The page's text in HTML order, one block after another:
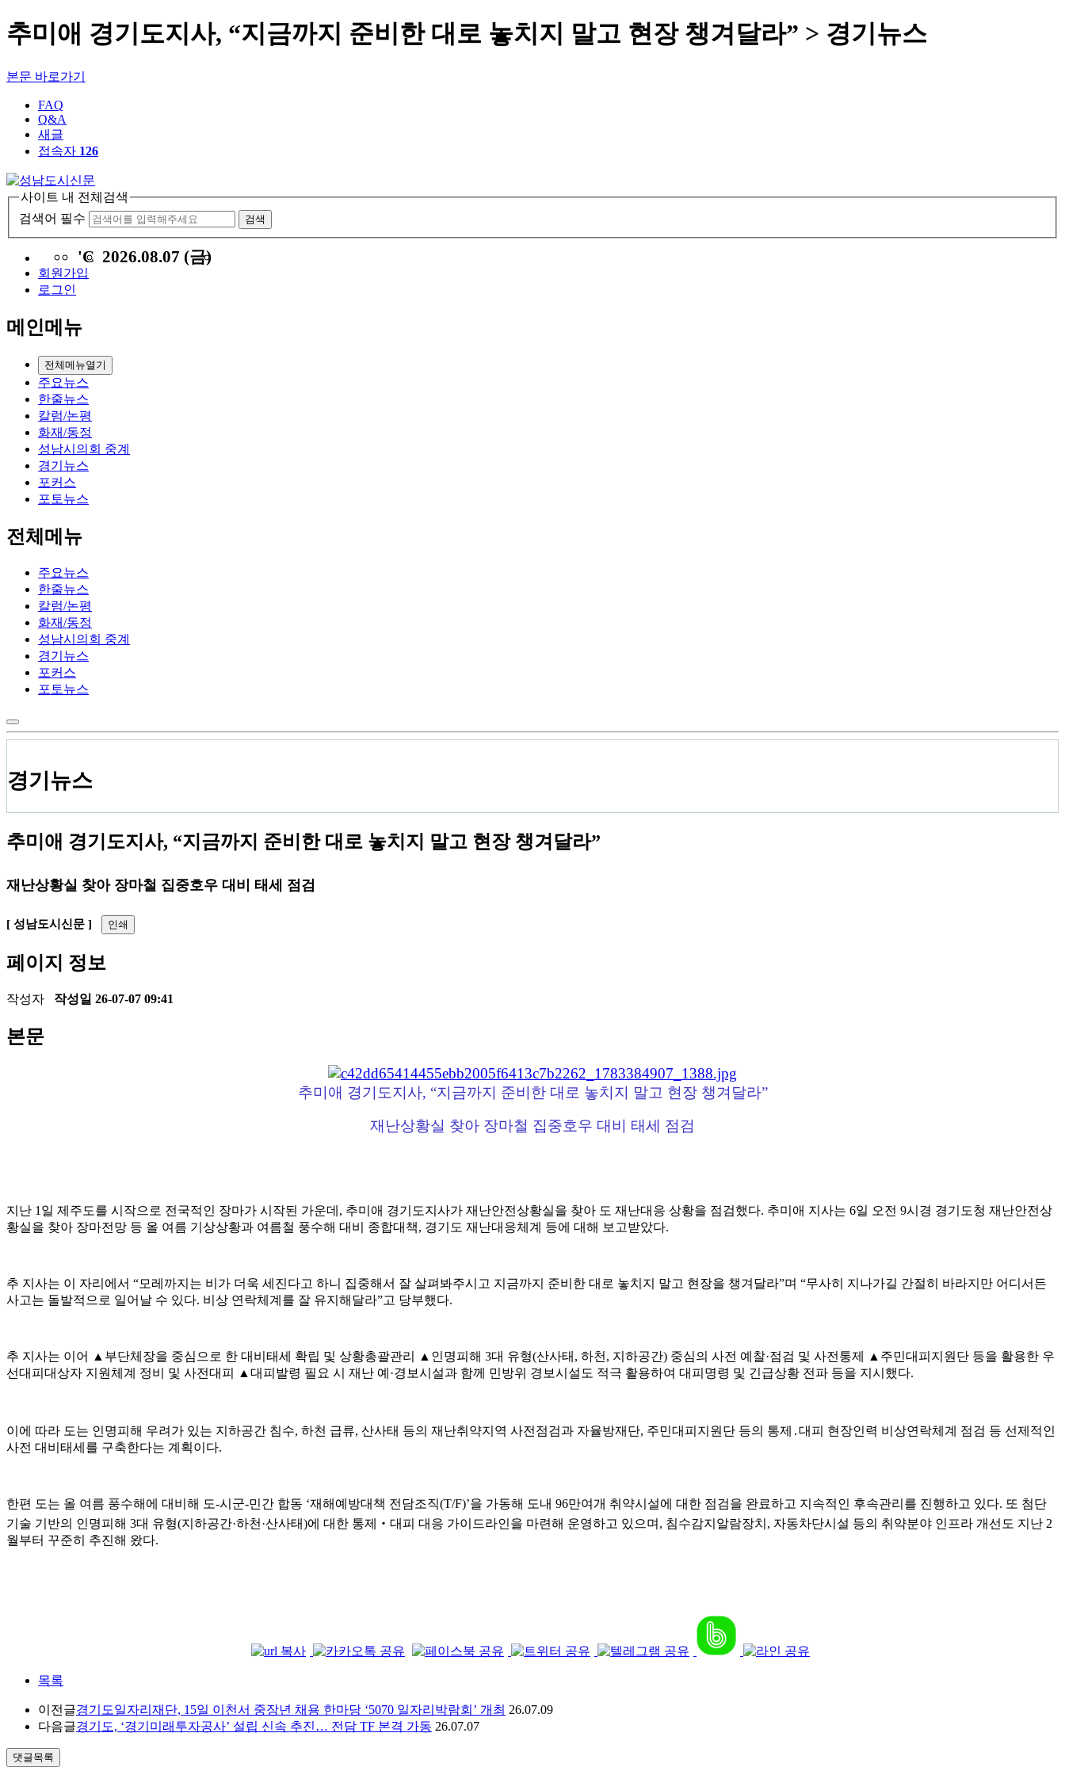
추미애 경기도지사, “지금까지 준비한 대로 놓치지 말고 현장 챙겨달라” > 경기뉴스
본문 바로가기
FAQ
Q&A
새글
접속자 126
사이트 내 전체검색
검색어 필수
검색
'C 2026.08.07 (금)
회원가입
로그인
메인메뉴
전체메뉴열기
주요뉴스
한줄뉴스
칼럼/논평
화재/동정
성남시의회 중계
경기뉴스
포커스
포토뉴스
전체메뉴
주요뉴스
한줄뉴스
칼럼/논평
화재/동정
성남시의회 중계
경기뉴스
포커스
포토뉴스
경기뉴스
추미애 경기도지사, “지금까지 준비한 대로 놓치지 말고 현장 챙겨달라”
재난상황실 찾아 장마철 집중호우 대비 태세 점검
[ 성남도시신문 ] 인쇄
페이지 정보
작성자 작성일 26-07-07 09:41
본문
추미애 경기도지사, “지금까지 준비한 대로 놓치지 말고 현장 챙겨달라”
재난상황실 찾아 장마철 집중호우 대비 태세 점검
지난 1일 제주도를 시작으로 전국적인 장마가 시작된 가운데, 추미애 경기도지사가 재난안전상황실을 찾아 도 재난대응 상황을 점검했다. 추미애 지사는 6일 오전 9시경 경기도청 재난안전상
황실을 찾아 장마전망 등 올 여름 기상상황과 여름철 풍수해 대비 종합대책, 경기도 재난대응체계 등에 대해 보고받았다.
추 지사는 이 자리에서 “모레까지는 비가 더욱 세진다고 하니 집중해서 잘 살펴봐주시고 지금까지 준비한 대로 놓치지 말고 현장을 챙겨달라”며 “무사히 지나가길 간절히 바라지만 어디서든
사고는 돌발적으로 일어날 수 있다. 비상 연락체계를 잘 유지해달라”고 당부했다.
추 지사는 이어 ▲부단체장을 중심으로 한 대비태세 확립 및 상황총괄관리 ▲인명피해 3대 유형(산사태, 하천, 지하공간) 중심의 사전 예찰·점검 및 사전통제 ▲주민대피지원단 등을 활용한 우
선대피대상자 지원체계 정비 및 사전대피 ▲대피발령 필요 시 재난 예·경보시설과 함께 민방위 경보시설도 적극 활용하여 대피명령 및 긴급상황 전파 등을 지시했다.
이에 따라 도는 인명피해 우려가 있는 지하공간 침수, 하천 급류, 산사태 등의 재난취약지역 사전점검과 자율방재단, 주민대피지원단 등의 통제․대피 현장인력 비상연락체계 점검 등 선제적인
사전 대비태세를 구축한다는 계획이다.
한편 도는 올 여름 풍수해에 대비해 도-시군-민간 합동 ‘재해예방대책 전담조직(T/F)’을 가동해 도내 96만여개 취약시설에 대한 점검을 완료하고 지속적인 후속관리를 진행하고 있다. 또 첨단
기술 기반의 인명피해 3대 유형(지하공간·하천·산사태)에 대한 통제‧대피 대응 가이드라인을 마련해 운영하고 있으며, 침수감지알람장치, 자동차단시설 등의 취약분야 인프라 개선도 지난 2
월부터 꾸준히 추진해 왔다.
목록
이전글경기도일자리재단, 15일 이천서 중장년 채용 한마당 ‘5070 일자리박람회’ 개최 26.07.09
다음글경기도, ‘경기미래투자공사’ 설립 신속 추진… 전담 TF 본격 가동 26.07.07
댓글목록